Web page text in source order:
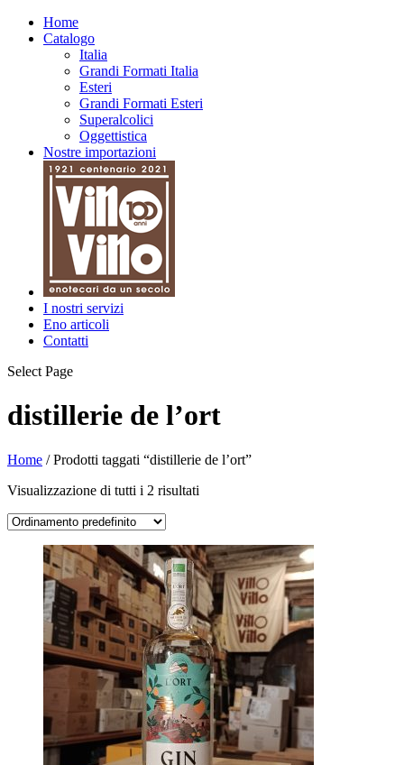
Home
Catalogo
Italia
Grandi Formati Italia
Esteri
Grandi Formati Esteri
Superalcolici
Oggettistica
Nostre importazioni
I nostri servizi
Eno articoli
Contatti
Select Page
distillerie de l’ort
Home / Prodotti taggati “distillerie de l’ort”
Visualizzazione di tutti i 2 risultati